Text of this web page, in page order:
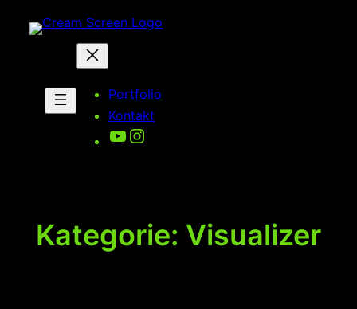
Inhalt
Portfolio
Kontakt
YouTube
Instagram
Kategorie: Visualizer